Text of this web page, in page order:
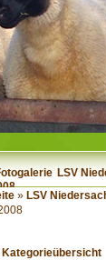
LSV
» LSV